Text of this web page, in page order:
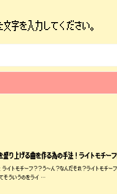
文字を入力してください。
を盛り上げる曲を作る為の手法！ライトモチー
ライトモチーフ？？う～ん？なんだそれ？ライトモチ
そういうのをライ …